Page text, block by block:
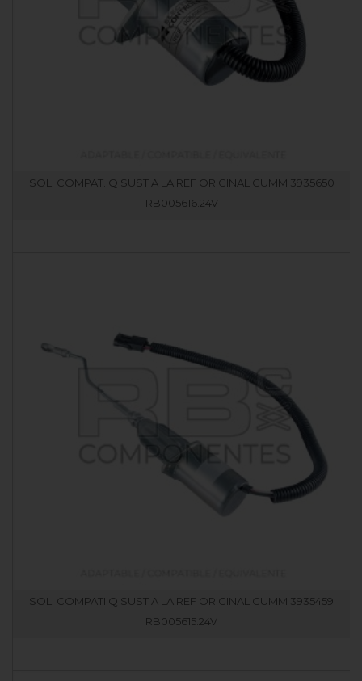
SOL. COMPAT. Q SUST A LA REF ORIGINAL CUMM 3935650
RB005616.24V
SOL. COMPATI Q SUST A LA REF ORIGINAL CUMM 3935459
RB005615.24V